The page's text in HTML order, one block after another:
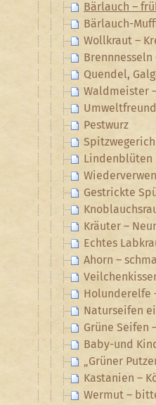
Bärlauch –
Bärlauch-
Wollkraut –
Quendel,
Waldmeister
Pestwurz
Lindenblüten
Gestrickte
Kräuter –
Echtes
Ahorn –
Holunderelfe
Naturseifen
Grüne Seifen
Baby-und
„Grüner
Kastanien –
Wermut –